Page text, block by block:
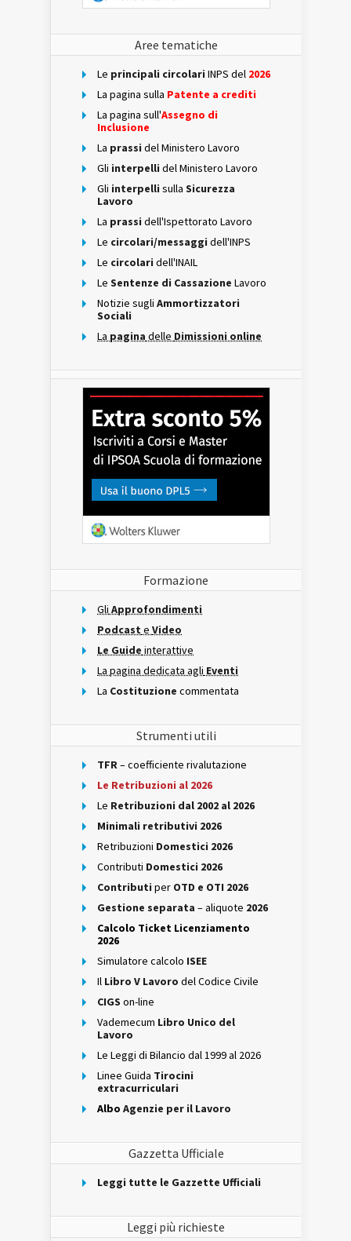
Aree tematiche
Le principali circolari INPS del 2026
La pagina sulla Patente a crediti
La pagina sull'Assegno di
Inclusione
La prassi del Ministero Lavoro
Gli interpelli del Ministero Lavoro
Gli interpelli sulla Sicurezza
Lavoro
La prassi dell'Ispettorato Lavoro
Le circolari/messaggi dell'INPS
Le circolari dell'INAIL
Le Sentenze di Cassazione Lavoro
Notizie sugli Ammortizzatori
Sociali
La pagina delle Dimissioni online
Formazione
Gli Approfondimenti
Podcast e Video
Le Guide interattive
La pagina dedicata agli Eventi
La Costituzione commentata
Strumenti utili
TFR– coefficiente rivalutazione
Le Retribuzioni al 2026
Le Retribuzioni dal 2002 al 2026
Minimali retributivi 2026
Retribuzioni Domestici 2026
Contributi Domestici 2026
Contributi per OTD e OTI 2026
Gestione separata – aliquote 2026
Calcolo Ticket Licenziamento
2026
Simulatore calcolo ISEE
Il Libro V Lavoro del Codice Civile
CIGS on-line
Vademecum Libro Unico del
Lavoro
Le Leggi di Bilancio dal 1999 al 2026
Linee Guida Tirocini
extracurriculari
Albo Agenzie per il Lavoro
Gazzetta Ufficiale
Leggi tutte le Gazzette Ufficiali
Leggi più richieste